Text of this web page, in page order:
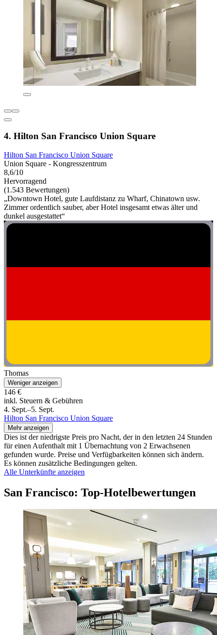
4. Hilton San Francisco Union Square
Hilton San Francisco Union Square
Union Square - Kongresszentrum
8,6/10
Hervorragend
(1.543 Bewertungen)
„Downtown Hotel, gute Laufdistanz zu Wharf, Chinatown usw.
Zimmer ordentlich sauber, aber Hotel insgesamt etwas älter und
dunkel ausgestattet“
Thomas
Weniger anzeigen
146 €
inkl. Steuern & Gebühren
4. Sept.–5. Sept.
Hilton San Francisco Union Square
Mehr anzeigen
Dies ist der niedrigste Preis pro Nacht, der in den letzten 24 Stunden
für einen Aufenthalt mit 1 Übernachtung von 2 Erwachsenen
gefunden wurde. Preise und Verfügbarkeiten können sich ändern.
Es können zusätzliche Bedingungen gelten.
Alle Unterkünfte anzeigen
San Francisco: Top-Hotelbewertungen